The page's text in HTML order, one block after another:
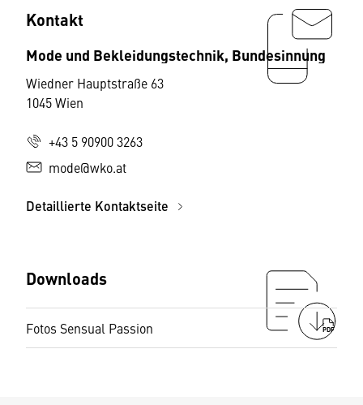
Kontakt
Mode und Bekleidungstechnik, Bundesinnung
Wiedner Hauptstraße 63
1045 Wien
+43 5 90900 3263
mode@wko.at
Detaillierte Kontaktseite
Downloads
Fotos Sensual Passion PDF